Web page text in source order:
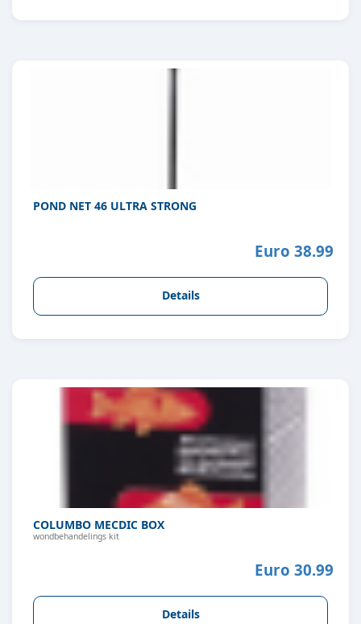
POND NET 46 ULTRA STRONG
Euro 38.99
Details
COLUMBO MECDIC BOX
wondbehandelings kit
Euro 30.99
Details